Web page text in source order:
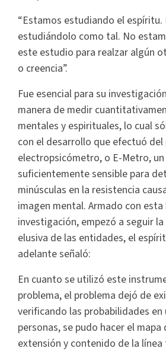
“Estamos estudiando el espíritu.
estudiándolo como tal. No
este estudio para realzar algún
o creencia”.
Fue esencial para su
manera de medir
mentales y espirituales, lo cual
con el desarrollo que efectuó del
electropsicómetro, o E-Metro,
suficientemente sensible para
minúsculas en la resistencia
imagen mental. Armado con
investigación, empezó a seguir
elusiva de las entidades, el
adelante señaló:
En cuanto se utilizó este
problema, el problema dejó de
verificando las probabilidades
personas, se pudo hacer el mapa
extensión y contenido de la línea